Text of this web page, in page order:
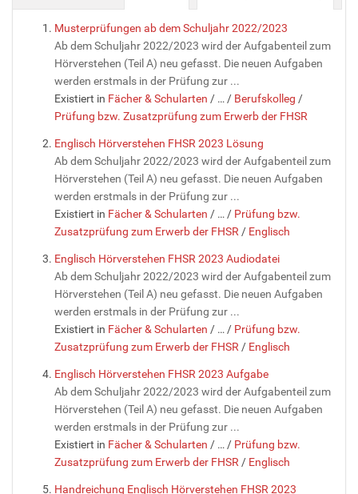
Musterprüfungen ab dem Schuljahr 2022/2023
Ab dem Schuljahr 2022/2023 wird der Aufgabenteil zum
Hörverstehen (Teil A) neu gefasst. Die neuen Aufgaben
werden erstmals in der Prüfung zur ...
Existiert in Fächer & Schularten / … / Berufskolleg /
Prüfung bzw. Zusatzprüfung zum Erwerb der FHSR
Englisch Hörverstehen FHSR 2023 Lösung
Ab dem Schuljahr 2022/2023 wird der Aufgabenteil zum
Hörverstehen (Teil A) neu gefasst. Die neuen Aufgaben
werden erstmals in der Prüfung zur ...
Existiert in Fächer & Schularten / … / Prüfung bzw.
Zusatzprüfung zum Erwerb der FHSR / Englisch
Englisch Hörverstehen FHSR 2023 Audiodatei
Ab dem Schuljahr 2022/2023 wird der Aufgabenteil zum
Hörverstehen (Teil A) neu gefasst. Die neuen Aufgaben
werden erstmals in der Prüfung zur ...
Existiert in Fächer & Schularten / … / Prüfung bzw.
Zusatzprüfung zum Erwerb der FHSR / Englisch
Englisch Hörverstehen FHSR 2023 Aufgabe
Ab dem Schuljahr 2022/2023 wird der Aufgabenteil zum
Hörverstehen (Teil A) neu gefasst. Die neuen Aufgaben
werden erstmals in der Prüfung zur ...
Existiert in Fächer & Schularten / … / Prüfung bzw.
Zusatzprüfung zum Erwerb der FHSR / Englisch
Handreichung Englisch Hörverstehen FHSR 2023